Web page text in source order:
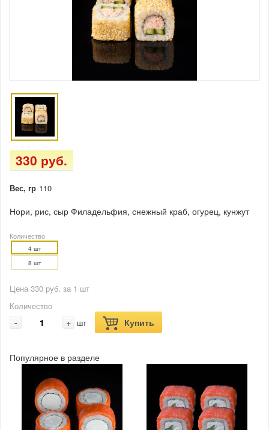
330 руб.
Вес, гр 110
Нори, рис, сыр Филадельфия, снежный краб, огурец, кунжут
Количество
4 шт
8 шт
Цена 330 руб. за 1 шт
Количество
- + шт Купить
Популярное в разделе